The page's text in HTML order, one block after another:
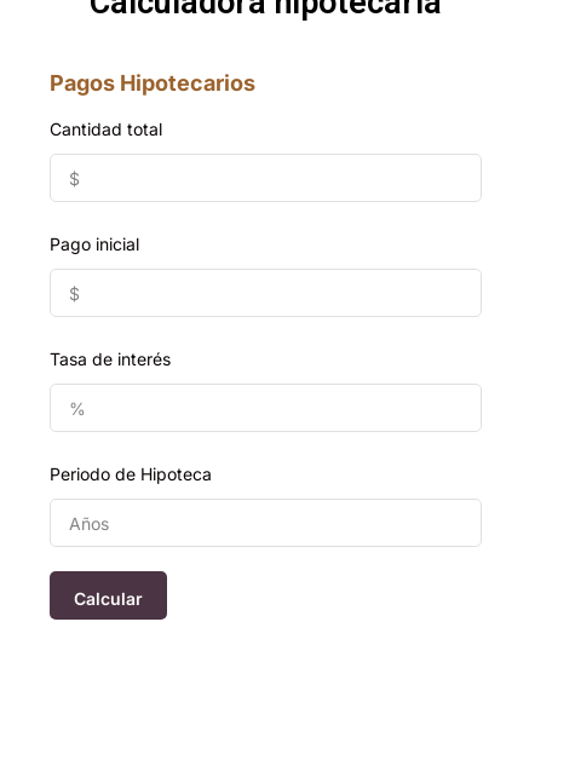
Pagos Hipotecarios
Cantidad total
Pago inicial
Tasa de interés
Periodo de Hipoteca